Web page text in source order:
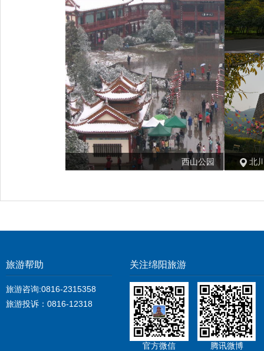
西山公园 北
旅游帮助
旅游咨询:0816-2315358
旅游投诉：0816-12318
关注绵阳旅游
官方微信 腾讯微博